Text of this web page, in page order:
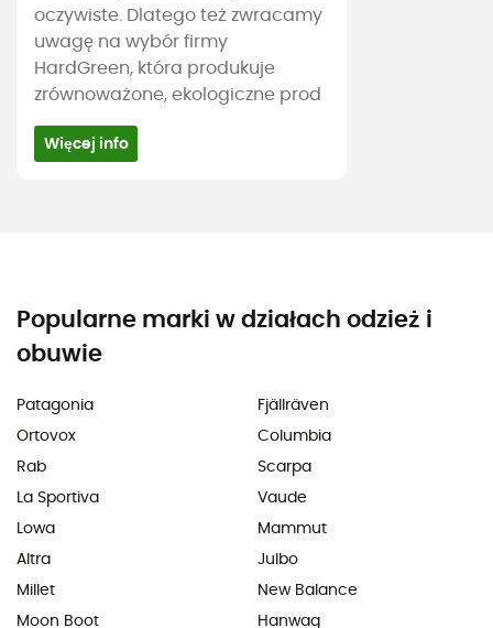
oczywiste. Dlatego też zwracamy
uwagę na wybór firmy
HardGreen, która produkuje
zrównoważone, ekologiczne prod
Więcej info
Popularne marki w działach odzież i
obuwie
Patagonia
Ortovox
Rab
La Sportiva
Lowa
Altra
Millet
Moon Boot
Fjällräven
Columbia
Scarpa
Vaude
Mammut
Julbo
New Balance
Hanwag